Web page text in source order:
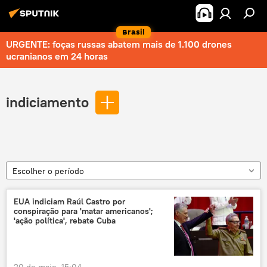
Brasil
URGENTE: foças russas abatem mais de 1.100 drones
ucranianos em 24 horas
indiciamento
Escolher o período
EUA indiciam Raúl Castro por
conspiração para 'matar americanos';
'ação política', rebate Cuba